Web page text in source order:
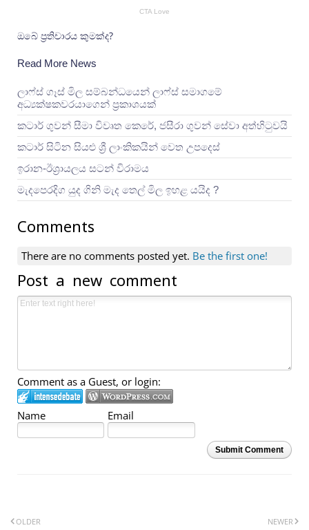
ඔබේ ප්‍රතිචාරය කුමක්ද?
Read More News
ලාෆ්ස් ගෑස් මිල සම්බන්ධයෙන් ලාෆ්ස් සමාගමේ
අධ්‍යක්ෂකවරයාගෙන් ප්‍රකාශයක්
කටාර් ගුවන් සීමා විවෘත කෙරේ, ජසීරා ගුවන් සේවා අත්හි‍ටුවයි
කටාර් සිටින සියළු ශ්‍රී ලාංකිකයින් වෙත උපදෙස්
ඉරාන-ඊශ්‍රායලය සටන් විරාමය
මැදපෙරදිග යුද ගිනි මැද තෙල් මිල ඉහළ යයිද ?
Comments
There are no comments posted yet. Be the first one!
Post a new comment
Comment as a Guest, or login:
Name Email
Submit Comment
NEWER
OLDER